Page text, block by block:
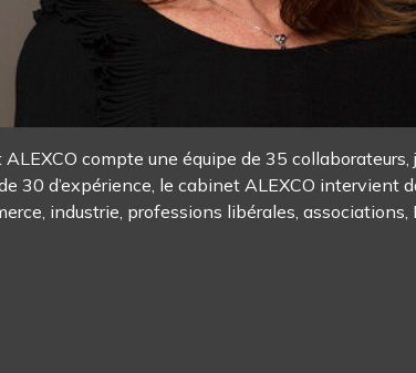
compte une équipe de 35
30 d’expérience, le cabinet ALEXCO intervient
industrie, professions libérales, associations,